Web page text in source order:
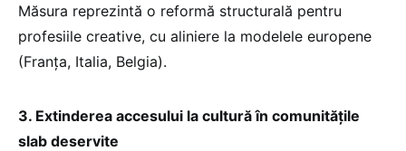
Măsura reprezintă o reformă structurală pentru
profesiile creative, cu aliniere la modelele europene
(Franța, Italia, Belgia).
3. Extinderea accesului la cultură în comunitățile
slab deservite